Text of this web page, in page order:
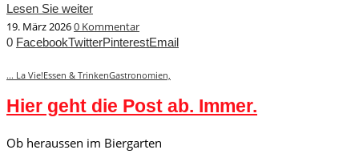
Lesen Sie weiter
19. März 20260 Kommentar
0 FacebookTwitterPinterestEmail
... La Vie!Essen & TrinkenGastronomien,
Hier geht die Post ab. Immer.
Ob heraussen im Biergarten